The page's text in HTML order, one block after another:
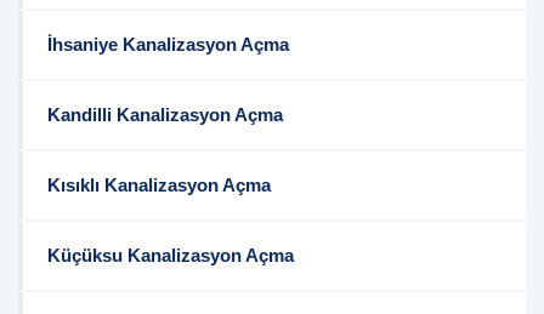
İhsaniye Kanalizasyon Açma
Kandilli Kanalizasyon Açma
Kısıklı Kanalizasyon Açma
Küçüksu Kanalizasyon Açma